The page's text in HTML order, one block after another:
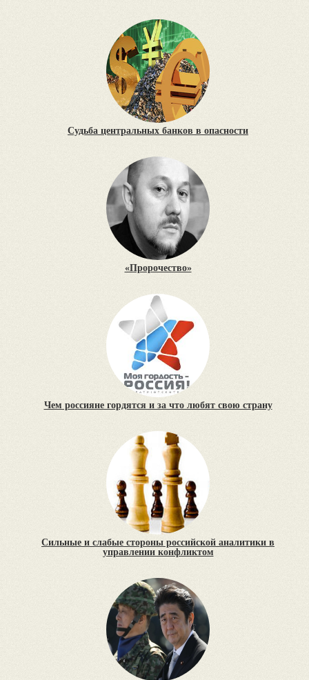
Судьба центральных банков в опасности
«Пророчество»
Чем россияне гордятся и за что любят свою страну
Сильные и слабые стороны российской аналитики в
управлении конфликтом